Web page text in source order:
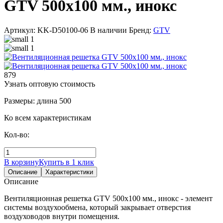
GTV 500х100 мм., инокс
Артикул: KK-D50100-06 В наличии Бренд: GTV
879
Узнать оптовую стоимость
Размеры: длина 500
Ко всем характеристикам
Кол-во:
В корзинуКупить в 1 клик
Описание Характеристики
Описание
Вентиляционная решетка GTV 500х100 мм., инокс - элемент
системы воздухообмена, который закрывает отверстия
воздуховодов внутри помещения.